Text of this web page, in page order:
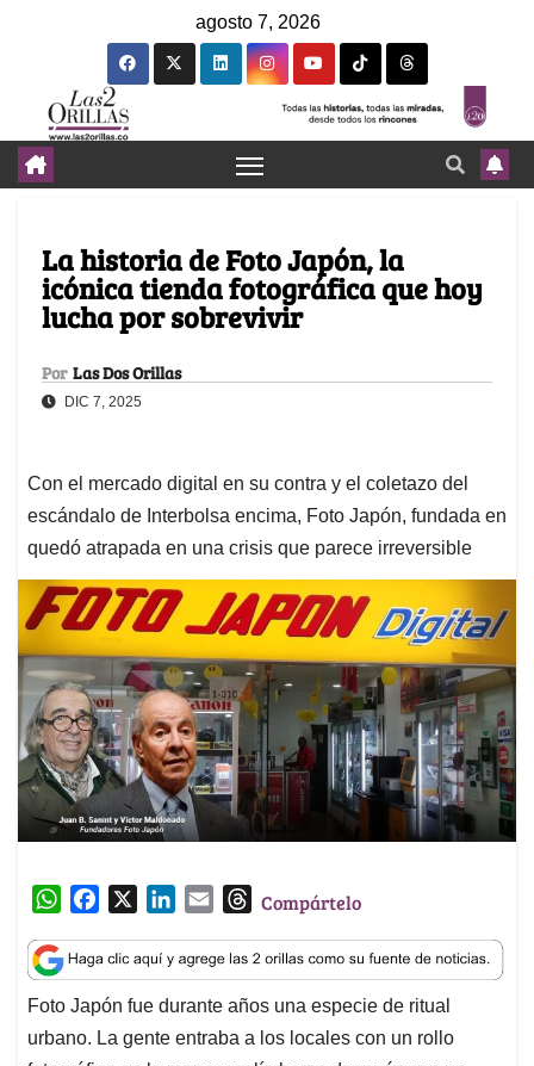
agosto 7, 2026
La historia de Foto Japón, la
icónica tienda fotográfica que hoy
lucha por sobrevivir
Por Las Dos Orillas
DIC 7, 2025
Con el mercado digital en su contra y el coletazo del
escándalo de Interbolsa encima, Foto Japón, fundada en
quedó atrapada en una crisis que parece irreversible
W
a
t
s
A
c
e
b
o
n
k
e
d
a
i
l
T
r
e
a
d
Compártelo
Foto Japón fue durante años una especie de ritual
urbano. La gente entraba a los locales con un rollo